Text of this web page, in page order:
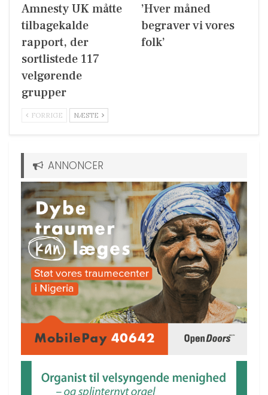
Amnesty UK måtte
tilbagekalde
rapport, der
sortlistede 117
velgørende
grupper
’Hver måned
begraver vi vores
folk’
FORRIGE NÆSTE
ANNONCER